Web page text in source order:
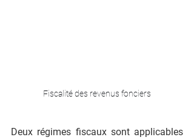
Fiscalité des revenus fonciers
Deux régimes fiscaux sont applicables